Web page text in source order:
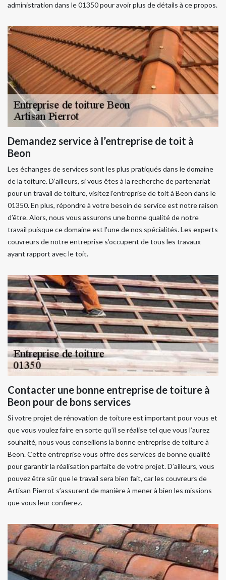
administration dans le 01350 pour avoir plus de détails à ce propos.
Demandez service à l’entreprise de toit à
Beon
Les échanges de services sont les plus pratiqués dans le domaine
de la toiture. D’ailleurs, si vous êtes à la recherche de partenariat
pour un travail de toiture, visitez l’entreprise de toit à Beon dans le
01350. En plus, répondre à votre besoin de service est notre raison
d’être. Alors, nous vous assurons une bonne qualité de notre
travail puisque ce domaine est l'une de nos spécialités. Les experts
couvreurs de notre entreprise s’occupent de tous les travaux
ayant rapport avec le toit.
Contacter une bonne entreprise de toiture à
Beon pour de bons services
Si votre projet de rénovation de toiture est important pour vous et
que vous voulez faire en sorte qu’il se réalise tel que vous l’aurez
souhaité, nous vous conseillons la bonne entreprise de toiture à
Beon. Cette entreprise vous offre des services de bonne qualité
pour garantir la réalisation parfaite de votre projet. D’ailleurs, vous
pouvez être sûr que le travail sera bien fait, car les couvreurs de
Artisan Pierrot s’assurent de manière à mener à bien les missions
que vous leur confierez.